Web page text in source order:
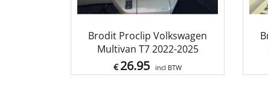
Brodit Proclip Volkswagen
Multivan T7 2022-2025
€ 26.95 incl BTW